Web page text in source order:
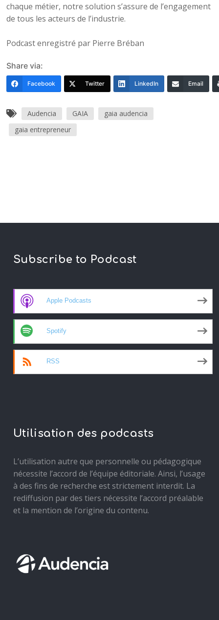
chaque métier, notre solution s’assure de l’engagement
de tous les acteurs de l’industrie.
Podcast enregistré par Pierre Bréban
Share via:
Facebook Twitter LinkedIn Email
Audencia GAIA
gaia audencia
gaia entrepreneur
Subscribe to Podcast
Apple Podcasts
Spotify
RSS
Utilisation des podcasts
L’utilisation autre que personnelle ou pédagogique
nécessite l’accord de l’équipe éditoriale. Ainsi, l’usage
à des fins de recherche est strictement interdit. La
rediffusion par des tiers nécessite l’accord préalable
et la mention de l’origine du contenu.